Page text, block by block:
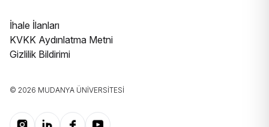
İhale İlanları
KVKK Aydınlatma Metni
Gizlilik Bildirimi
© 2026 MUDANYA ÜNIVERSITESI